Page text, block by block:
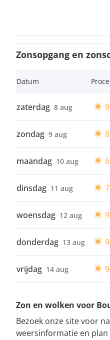
Zonsopgang en
Datum
zaterdag 8 aug
zondag 9 aug
maandag 10 aug
dinsdag 11 aug
woensdag 12 aug
donderdag 13 aug
vrijdag 14 aug
Zon en wolken voor
Bezoek onze site voor
weersinformatie en